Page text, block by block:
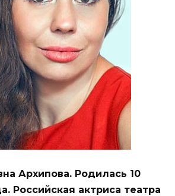
Архипова. Родилась 10
Российская актриса театра